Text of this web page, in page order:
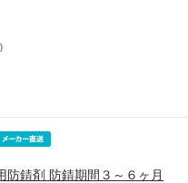
防錆剤 防錆期間３～６ヶ月